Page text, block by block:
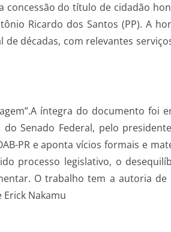
concessão do título de cidadão
Ricardo dos Santos (PP). A
décadas, com relevantes
íntegra do documento foi
Senado Federal, pelo
PR e aponta vícios formais e
processo legislativo, o
O trabalho tem a autoria de
Nakamu